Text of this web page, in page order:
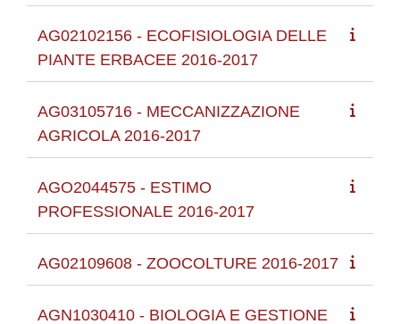
AG02102156 - ECOFISIOLOGIA DELLE
PIANTE ERBACEE 2016-2017
AG03105716 - MECCANIZZAZIONE
AGRICOLA 2016-2017
AGO2044575 - ESTIMO
PROFESSIONALE 2016-2017
AG02109608 - ZOOCOLTURE 2016-2017
AGN1030410 - BIOLOGIA E GESTIONE